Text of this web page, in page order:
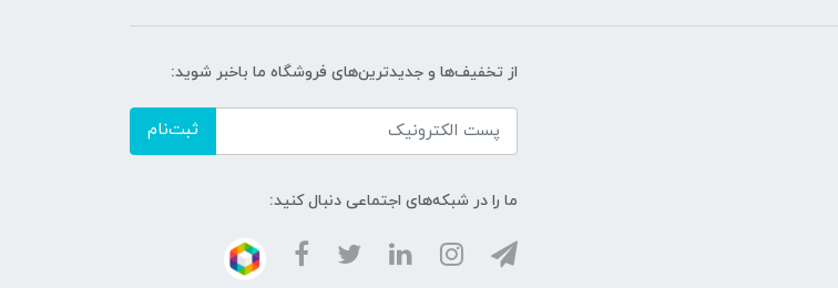
از تخفیف‌ها و جدیدترین‌های فروشگاه ما باخبر شوید:
ثبت‌نام
ما را در شبکه‌های اجتماعی دنبال کنید: